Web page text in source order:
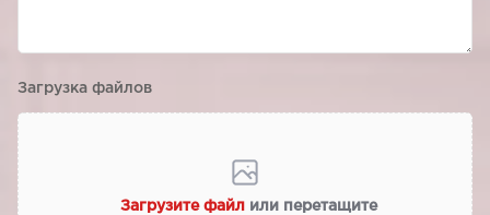
Загрузка файлов
Загрузите файл или перетащите